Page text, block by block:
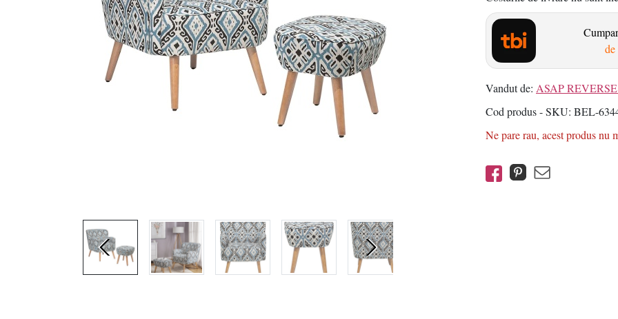
de
Vandut de: ASAP
Cod produs - SKU BEL-
Ne pare rau, acest produs nu